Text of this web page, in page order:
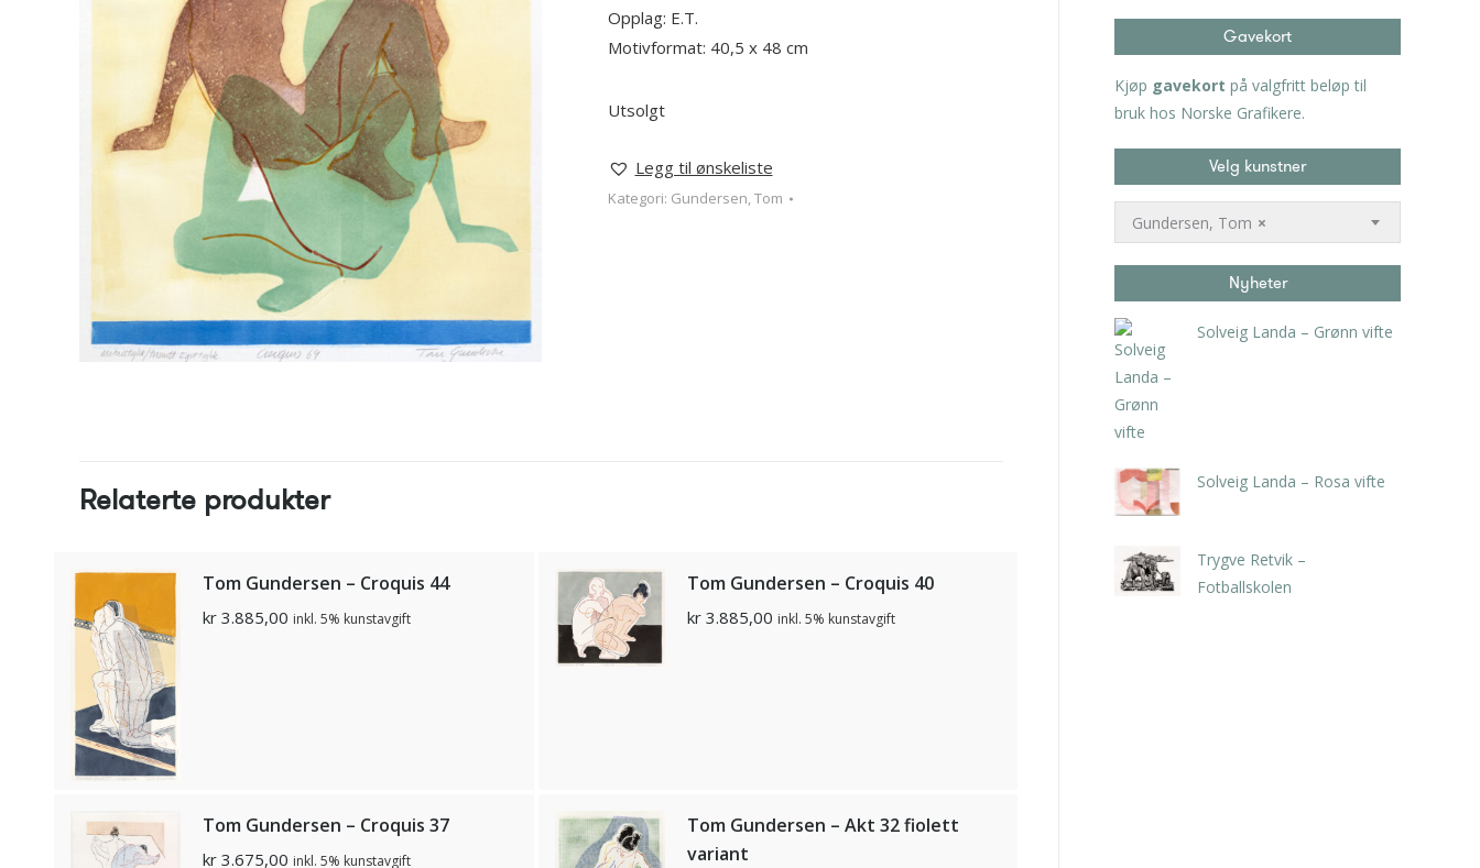
Opplag: E.T.
Motivformat: 40,5 x 48 cm
Utsolgt
Legg til ønskeliste
Kategori: Gundersen, Tom
Relaterte produkter
Tom Gundersen – Croquis 44
kr 3.885,00 inkl. 5% kunstavgift
Tom Gundersen – Croquis 40
kr3.885,00 inkl. 5% kunstavgift
Tom Gundersen – Croquis 37
kr 3.675,00 inkl. 5% kunstavgift
Tom Gundersen – Akt 32 fiolett
variant
Gavekort
Kjøp gavekort på valgfritt beløp til
bruk hos Norske Grafikere.
Velg kunstner
×
Gundersen, Tom
Nyheter
Solveig Landa – Grønn vifte
Solveig Landa – Rosa vifte
Trygve Retvik –
Fotballskolen